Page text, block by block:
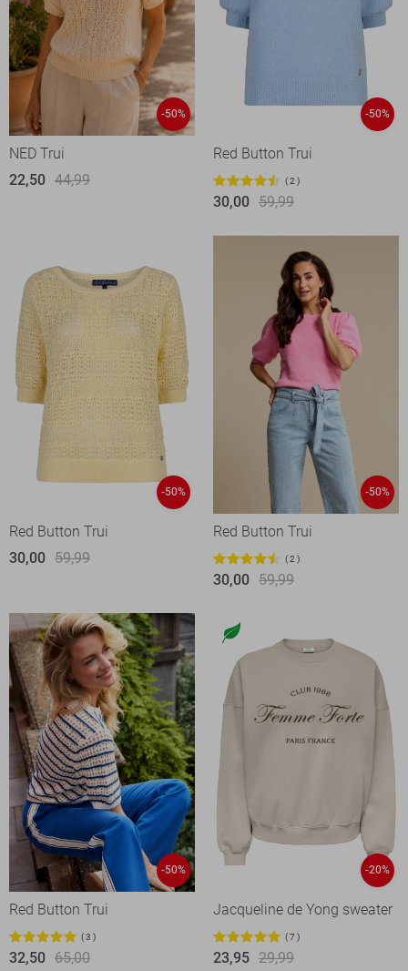
-50%
NED Trui
22,50 44,99
-50%
Red Button Trui
2
30,00 59,99
-50%
Red Button Trui
30,00 59,99
-50%
Red Button Trui
2
30,00 59,99
-50%
Red Button Trui
3
32,50 65,00
-20%
Jacqueline de Yong sweater
7
23,95 29,99